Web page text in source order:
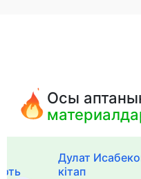
Осы
Дулат
кітап